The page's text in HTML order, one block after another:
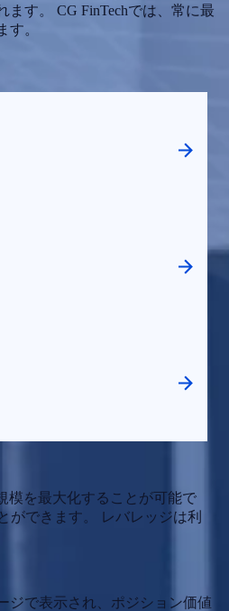
す。 CG FinTechでは、常に最
。
模を最大化することが可能で
ができます。 レバレッジは利
ジで表示され、ポジション価値